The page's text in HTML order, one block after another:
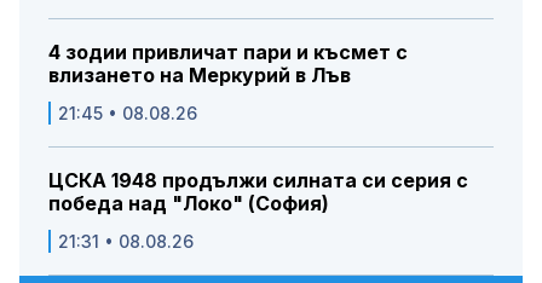
4 зодии привличат пари и късмет с
влизането на Меркурий в Лъв
21:45 • 08.08.26
ЦСКА 1948 продължи силната си серия с
победа над "Локо" (София)
21:31 • 08.08.26